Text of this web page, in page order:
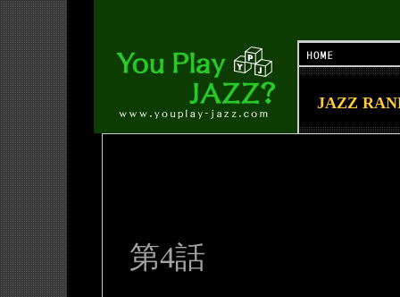
JAZZ
第4話